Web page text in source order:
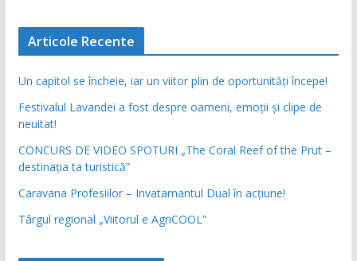
Articole Recente
Un capitol se încheie, iar un viitor plin de oportunități începe!
Festivalul Lavandei a fost despre oameni, emoții și clipe de
neuitat!
CONCURS DE VIDEO SPOTURI „The Coral Reef of the Prut –
destinația ta turistică”
Caravana Profesiilor – Invatamantul Dual în acțiune!
Târgul regional „Viitorul e AgriCOOL”